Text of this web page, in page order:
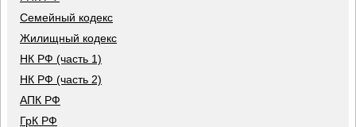
Семейный кодекс
Жилищный кодекс
НК РФ (часть 1)
НК РФ (часть 2)
АПК РФ
ГрК РФ